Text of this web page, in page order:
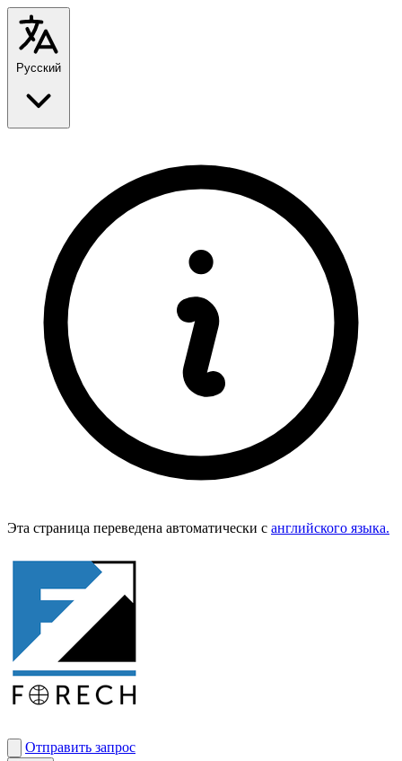
Эта страница переведена автоматически с английского языка.
Отправить запрос